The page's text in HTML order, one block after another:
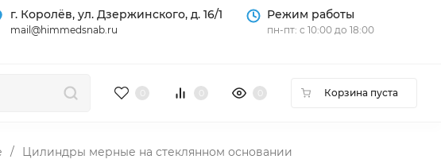
г. Королёв, ул. Дзержинского, д. 16/1
mail@himmedsnab.ru
Режим работы
пн-пт: с 10:00 до 18:00
Корзина пуста
/
Цилиндры мерные на стеклянном основании